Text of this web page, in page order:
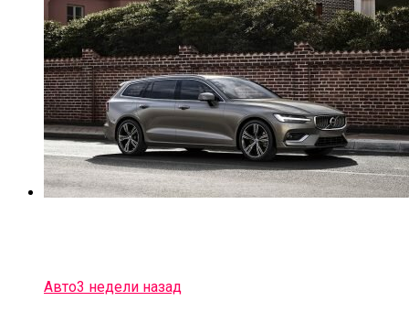
Авто3 недели назад